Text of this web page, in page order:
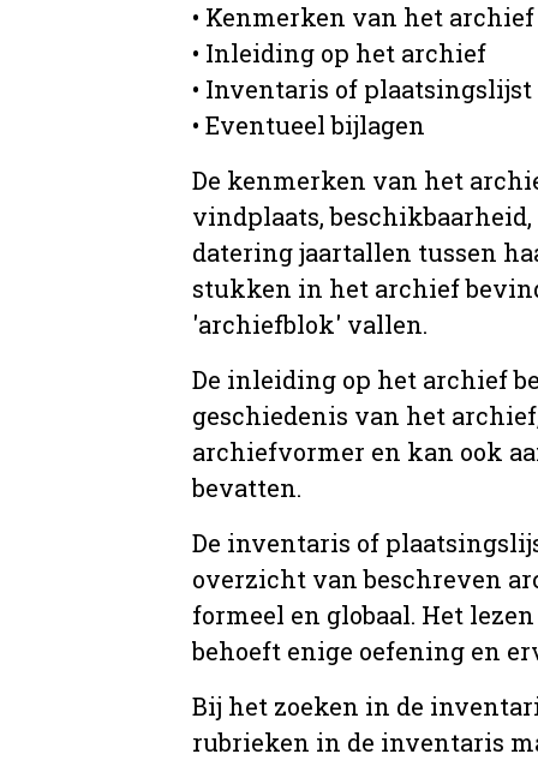
• Kenmerken van het archief
• Inleiding op het archief
• Inventaris of plaatsingslijst
• Eventueel bijlagen
De kenmerken van het
vindplaats,
datering jaartallen tussen
stukken in het archief
'archiefblok' vallen.
De inleiding op het archief
geschiedenis van het
archiefvormer en kan ook
bevatten.
De inventaris of
overzicht van beschreven
formeel en globaal. Het
behoeft enige oefening en
Bij het zoeken in de
rubrieken in de inventaris